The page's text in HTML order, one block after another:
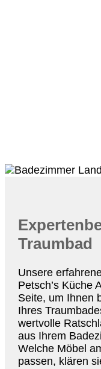
Traumbad
Unsere
Petsch’s Küche
Seite, um Ihnen
Ihres
wertvolle
aus Ihrem
Welche Möbel
passen, klären